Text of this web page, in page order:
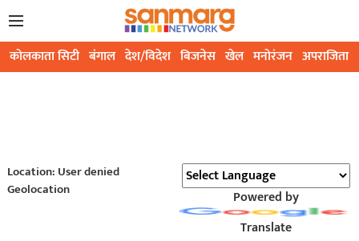
कोलकाता सिटी बंगाल देश/विदेश बिजनेस खेल मनोरंजन अपराजिता
Location: User denied
Geolocation
Powered by
Translate